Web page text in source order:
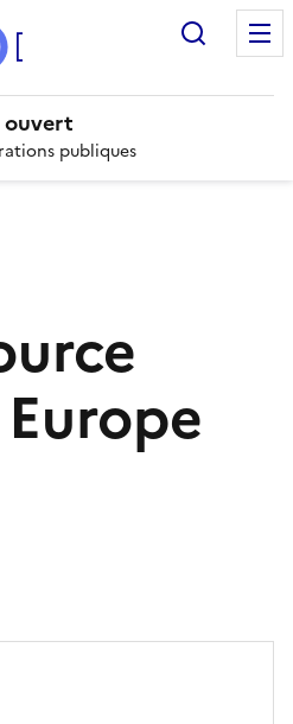
publiques